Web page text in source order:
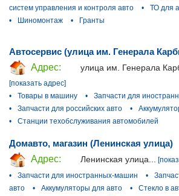
систем управления и контроля авто
•
ТО для
•
Шиномонтаж • Гранты
Автосервис (улица им. Генерала
Адрес:
улица им. Генерала
[показать адрес]
•
Товары в машину •
Запчасти для
•
Запчасти для российских авто •
•
Станции техобслуживания автомобилей
Домавто, магазин (Ленинская улица)
Адрес:
Ленинская улица...
•
Запчасти для иностранных-машин •
авто
• Аккумуляторы для авто •
Стекло в